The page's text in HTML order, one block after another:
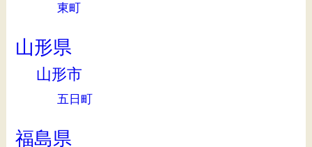
東町
山形県
山形市
五日町
福島県